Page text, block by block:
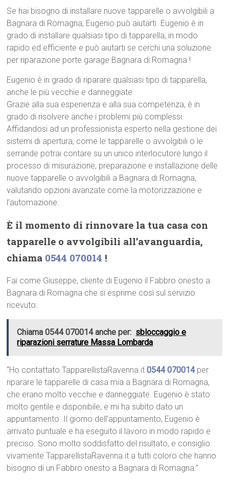
Se hai bisogno di installare nuove tapparelle o avvolgibili a
Bagnara di Romagna, Eugenio può aiutarti. Eugenio è in
grado di installare qualsiasi tipo di tapparella, in modo
rapido ed efficiente e può aiutarti se cerchi una soluzione
per riparazione porte garage Bagnara di Romagna !
Eugenio è in grado di riparare qualsiasi tipo di tapparella,
anche le più vecchie e danneggiate.
Grazie alla sua esperienza e alla sua competenza, è in
grado di risolvere anche i problemi più complessi.
Affidandosi ad un professionista esperto nella gestione dei
sistemi di apertura, come le tapparelle o avvolgibili o le
serrande potrai contare su un unico interlocutore lungo il
processo di misurazione, preparazione e installazione delle
nuove tapparelle o avvolgibili a Bagnara di Romagna,
valutando opzioni avanzate come la motorizzazione e
l’automazione.
È il momento di rinnovare la tua casa con
tapparelle o avvolgibili all’avanguardia,
chiama 0544 070014 !
Fai come Giuseppe, cliente di Eugenio il Fabbro onesto a
Bagnara di Romagna che si esprime così sul servizio
ricevuto:
Chiama 0544 070014 anche per: sbloccaggio e
riparazioni serrature Massa Lombarda
“Ho contattato TapparellistaRavenna.it0544 070014per
riparare le tapparelle di casa mia a Bagnara di Romagna,
che erano molto vecchie e danneggiate. Eugenio è stato
molto gentile e disponibile, e mi ha subito dato un
appuntamento. Il giorno dell’appuntamento, Eugenio è
arrivato puntuale e ha eseguito il lavoro in modo rapido e
preciso. Sono molto soddisfatto del risultato, e consiglio
vivamente TapparellistaRavenna.it a tutti coloro che hanno
bisogno di un Fabbro onesto a Bagnara di Romagna.”